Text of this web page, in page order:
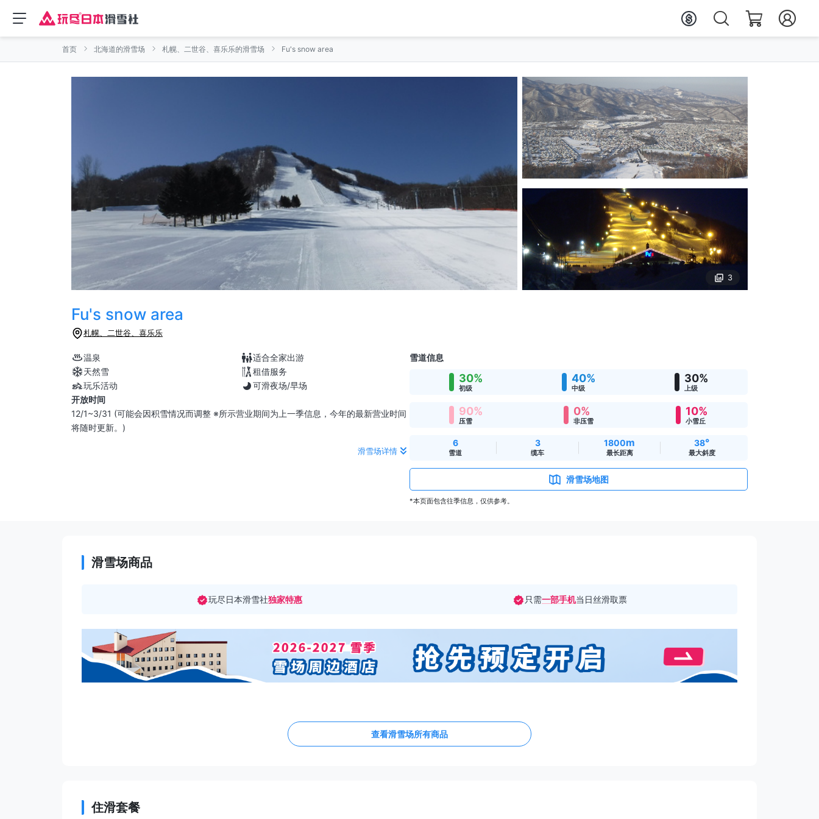
首页 北海道的滑雪场 札幌、二世谷、喜乐乐的滑雪场 Fu's snow area
3
Fu's snow area
札幌、二世谷、喜乐乐
温泉
适合全家出游
天然雪
租借服务
玩乐活动
可滑夜场/早场
开放时间
12/1~3/31 (可能会因积雪情况而调整 ※所示营业期间为上一季信息，今年的最新营业时间
将随时更新。)
滑雪场详情
雪道信息
30%
初级
40%
中级
30%
上级
90%
压雪
0%
非压雪
10%
小雪丘
6
雪道
3
缆车
1800m
最长距离
38°
最大斜度
滑雪场地图
*本页面包含往季信息，仅供参考。
滑雪场商品
玩尽日本滑雪社独家特惠 只需一部手机当日丝滑取票
查看滑雪场所有商品
住滑套餐